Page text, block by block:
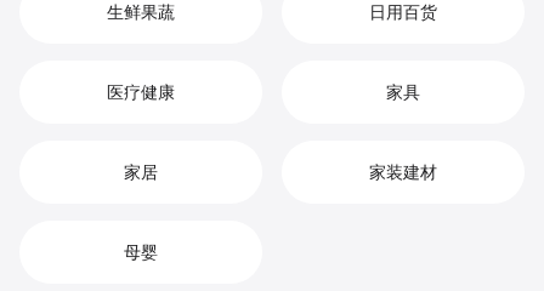
生鲜果蔬 日用百货
医疗健康 家具
家居 家装建材
母婴